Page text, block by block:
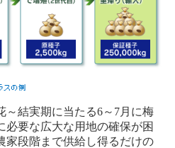
～結実期に当たる6～7月に梅
必要な広大な用地の確保が困
家段階まで供給し得るだけの